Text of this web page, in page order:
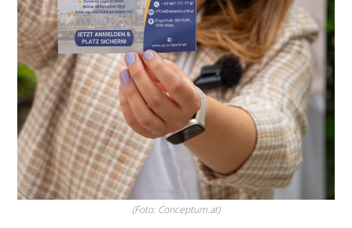
(Foto: Conceptum.at)